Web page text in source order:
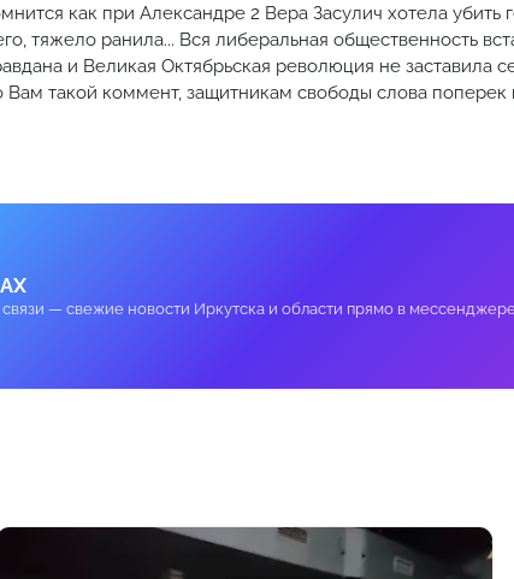
как при Александре 2 Вера Засулич хотела убить
тяжело ранила... Вся либеральная общественность
и Великая Октябрьская революция не заставила
такой коммент, защитникам свободы слова поперек
связи — свежие новости Иркутска и области прямо в